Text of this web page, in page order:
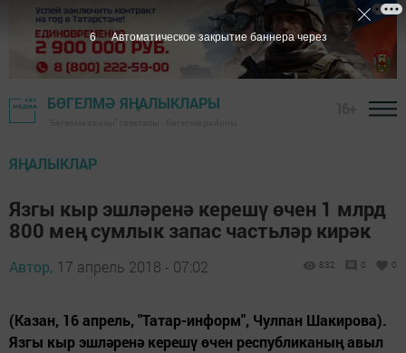
БӨГЕЛМӘ ЯҢАЛЫКЛАРЫ
ЯҢАЛЫКЛАР
Язгы кыр эшләренә керешү өчен 1 млрд
800 мең сумлык запас частьләр кирәк
Автор, 17 апрель 2018 - 07:02 832 0 0
(Казан, 16 апрель, "Татар-информ", Чулпан Шакирова).
Язгы кыр эшләренә керешү өчен республиканың авыл
5 Автоматическое закрытие баннера через